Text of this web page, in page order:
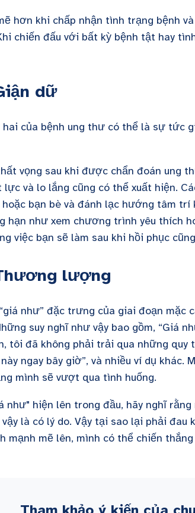
hơn khi chấp nhận tình trạng bệnh
chiến đấu với bất kỳ bệnh tật hay
dữ
của bệnh ung thư có thể là sự tức
vọng sau khi được chẩn đoán ung
lực và lo lắng cũng có thể xuất hiện.
bạn bè và đánh lạc hướng tâm
hạn như xem chương trình yêu thích
việc bạn sẽ làm sau khi hồi phục
lượng
như” đặc trưng của giai đoạn
suy nghĩ như vậy bao gồm, “Giá
tôi đã không phải trải qua những quy
ngay bây giờ”, và nhiều ví dụ khác.
mình sẽ vượt qua tình huống.
như" hiện lên trong đầu, hãy nghĩ
là có lý do. Vậy tại sao lại phải đau
mạnh mẽ lên, mình có thể chiến thắng